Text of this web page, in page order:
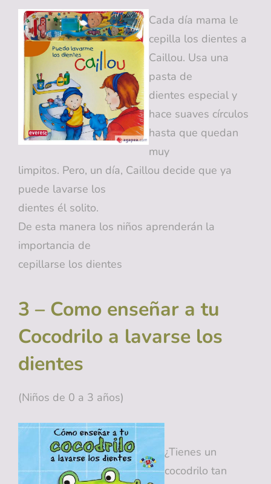
Cada día mama le
cepilla los dientes a
Caillou. Usa una
pasta de
dientes especial y
hace suaves círculos
hasta que quedan
muy
limpitos. Pero, un día, Caillou decide que ya
puede lavarse los
dientes él solito.
De esta manera los niños aprenderán la
importancia de
cepillarse los dientes
3 – Como enseñar a tu
Cocodrilo a lavarse los
dientes
(Niños de 0 a 3 años)
¿Tienes un
cocodrilo tan